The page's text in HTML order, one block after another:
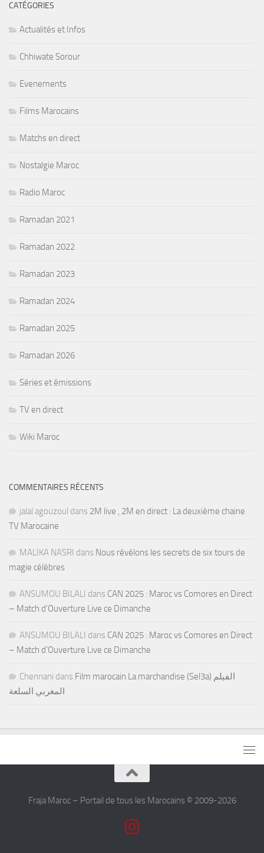
CATÉGORIES
Actualités et Infos
Chhiwate Sorour
Evenements
Films Marocains
Matchs en direct
Nostalgie Maroc
Radio Maroc
Ramadan 2021
Ramadan 2022
Ramadan 2023
Ramadan 2024
Ramadan 2025
Ramadan 2026
Séries et émissions
TV en direct
Wiki Maroc
COMMENTAIRES RÉCENTS
jalal agouzoul dans 2M live , 2M en direct : La deuxième chaine
TV Marocaine
MALIKA NASRI dans Nous révélons les secrets de six tours de
magie célèbres
ANSUMOU BILALI dans CAN 2025 : Maroc vs Comores en Direct
– Match d’Ouverture Live ce Dimanche
ANSUMOU BILALI dans CAN 2025 : Maroc vs Comores en Direct
– Match d’Ouverture Live ce Dimanche
Chennani dans Film marocain La marchandise (Sel3a) الفيلم
المغربي السلعة
Fraja Maroc – Portail de tous les Marocains © 2009-2026